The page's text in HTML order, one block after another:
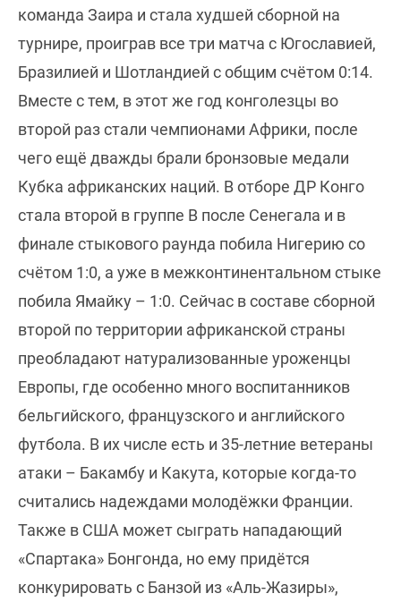
команда Заира и стала худшей сборной на
турнире, проиграв все три матча с Югославией,
Бразилией и Шотландией с общим счётом 0:14.
Вместе с тем, в этот же год конголезцы во
второй раз стали чемпионами Африки, после
чего ещё дважды брали бронзовые медали
Кубка африканских наций. В отборе ДР Конго
стала второй в группе B после Сенегала и в
финале стыкового раунда побила Нигерию со
счётом 1:0, а уже в межконтинентальном стыке
побила Ямайку – 1:0. Сейчас в составе сборной
второй по территории африканской страны
преобладают натурализованные уроженцы
Европы, где особенно много воспитанников
бельгийского, французского и английского
футбола. В их числе есть и 35-летние ветераны
атаки – Бакамбу и Какута, которые когда-то
считались надеждами молодёжки Франции.
Также в США может сыграть нападающий
«Спартака» Бонгонда, но ему придётся
конкурировать с Банзой из «Аль-Жазиры»,